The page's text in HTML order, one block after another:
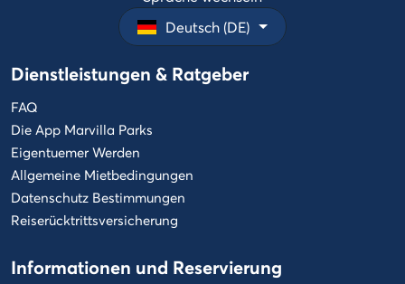
Deutsch (DE)
Dienstleistungen & Ratgeber
FAQ
Die App Marvilla Parks
Eigentuemer Werden
Allgemeine Mietbedingungen
Datenschutz Bestimmungen
Reiserücktrittsversicherung
Informationen und Reservierung